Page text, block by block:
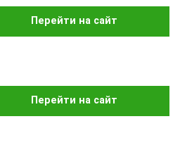
Перейти на сайт
Перейти на сайт